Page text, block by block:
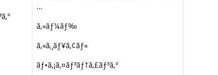
…
ã‚«ãƒ¼ãƒ‰
ã‚«ã‚¸ãƒ¥ã‚¢ãƒ«
ãƒ•ã‚¡ã‚¤ãƒ³ãƒ†ã‚£ãƒ³ã‚°